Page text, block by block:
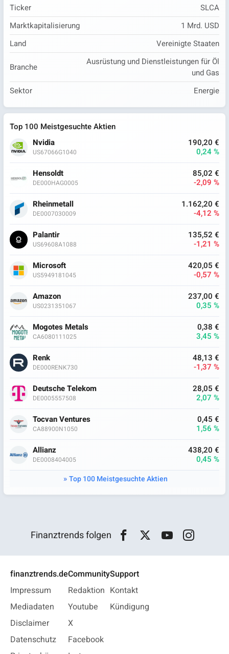
Ticker
SLCA
Marktkapitalisierung
1 Mrd. USD
Land
Vereinigte Staaten
Branche
Ausrüstung und Dienstleistungen für Öl
und Gas
Sektor
Energie
Top 100 Meistgesuchte Aktien
Nvidia
US67066G1040
190,20 €
0,24 %
Hensoldt
DE000HAG0005
85,02 €
-2,09 %
Rheinmetall
DE0007030009
1.162,20 €
-4,12 %
Palantir
US69608A1088
135,52 €
-1,21 %
Microsoft
US5949181045
420,05 €
-0,57 %
Amazon
US0231351067
237,00 €
0,35 %
Mogotes Metals
CA6080111025
0,38 €
3,45 %
Renk
DE000RENK730
48,13 €
-1,37 %
Deutsche Telekom
DE0005557508
28,05 €
2,07 %
Tocvan Ventures
CA88900N1050
0,45 €
1,56 %
Allianz
DE0008404005
438,20 €
0,45 %
Top 100 Meistgesuchte Aktien
Finanztrends folgen
finanztrends.de
Impressum
Mediadaten
Disclaimer
Datenschutz
Community
Redaktion
Youtube
X
Facebook
Support
Kontakt
Kündigung